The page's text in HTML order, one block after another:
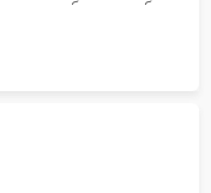
или сбоев в работе